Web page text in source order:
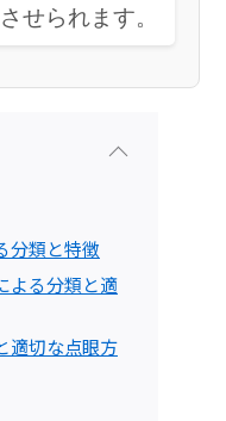
せられます。
分類と特徴
よる分類と適
適切な点眼方